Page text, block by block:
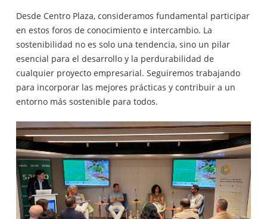
Desde Centro Plaza, consideramos fundamental participar
en estos foros de conocimiento e intercambio. La
sostenibilidad no es solo una tendencia, sino un pilar
esencial para el desarrollo y la perdurabilidad de
cualquier proyecto empresarial. Seguiremos trabajando
para incorporar las mejores prácticas y contribuir a un
entorno más sostenible para todos.